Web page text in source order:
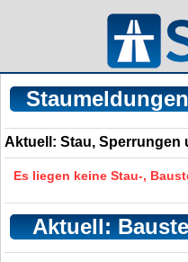
Aktuell: Stau, Sperrungen
Es liegen keine Stau-,
Aktuell: